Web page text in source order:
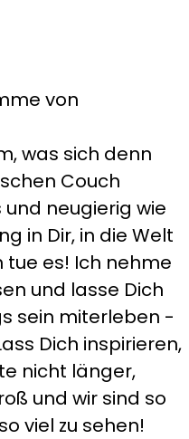
von
was sich denn
Couch
neugierig wie
in Dir, in die Welt
tue es! Ich nehme
und lasse Dich
sein miterleben -
Dich inspirieren,
nicht länger,
und wir sind so
viel zu sehen!